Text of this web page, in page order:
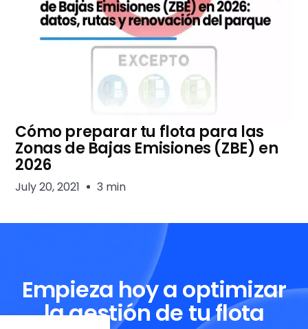
Cómo preparar tu flota para las
Zonas de Bajas Emisiones (ZBE) en
2026
July 20, 2021 3 min
Empieza hoy a optimizar
la gestión de tu flota